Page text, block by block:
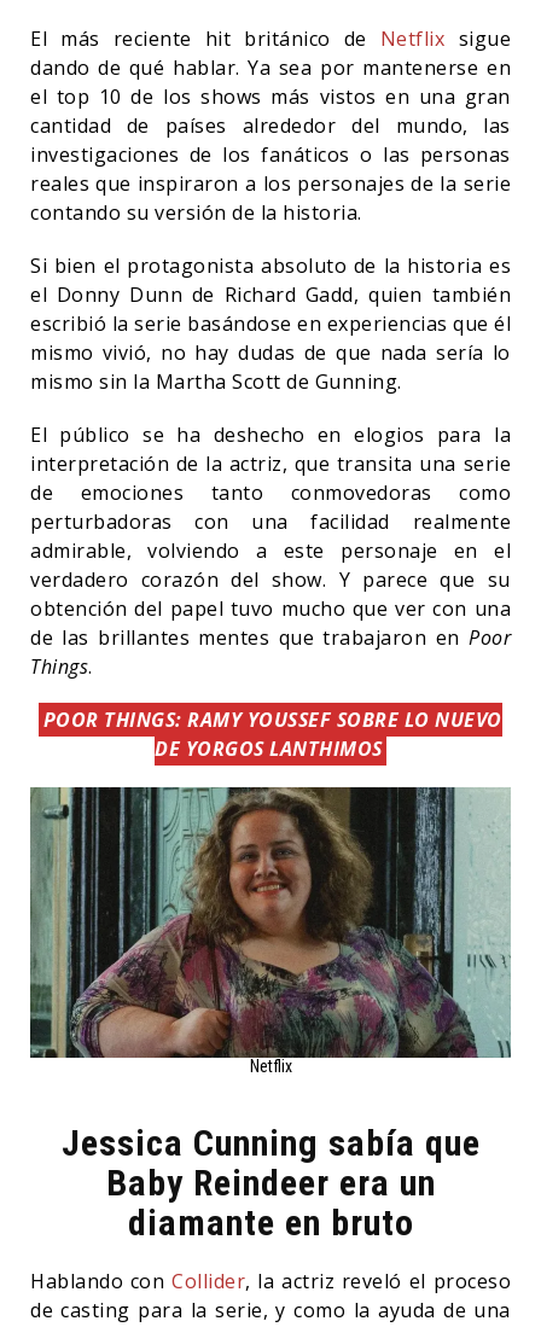
El más reciente hit británico de Netflix sigue
dando de qué hablar. Ya sea por mantenerse en
el top 10 de los shows más vistos en una gran
cantidad de países alrededor del mundo, las
investigaciones de los fanáticos o las personas
reales que inspiraron a los personajes de la serie
contando su versión de la historia.
Si bien el protagonista absoluto de la historia es
el Donny Dunn de Richard Gadd, quien también
escribió la serie basándose en experiencias que él
mismo vivió, no hay dudas de que nada sería lo
mismo sin la Martha Scott de Gunning.
El público se ha deshecho en elogios para la
interpretación de la actriz, que transita una serie
de emociones tanto conmovedoras como
perturbadoras con una facilidad realmente
admirable, volviendo a este personaje en el
verdadero corazón del show. Y parece que su
obtención del papel tuvo mucho que ver con una
de las brillantes mentes que trabajaron en Poor
Things.
POOR THINGS: RAMY YOUSSEF SOBRE LO NUEVO
DE YORGOS LANTHIMOS
Netflix
Jessica Cunning sabía que
Baby Reindeer era un
diamante en bruto
Hablando conCollider, la actriz reveló el proceso
de casting para la serie, y como la ayuda de una